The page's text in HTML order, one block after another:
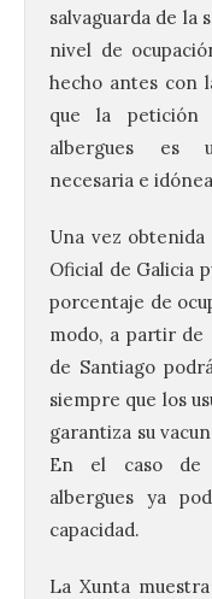
salvaguarda de la
nivel de
hecho antes con
que la petición
albergues es
necesaria e
Una vez
Oficial de Galicia
porcentaje de
modo, a partir de
de Santiago
siempre que los
garantiza su
En el caso de
albergues ya
capacidad.
La Xunta